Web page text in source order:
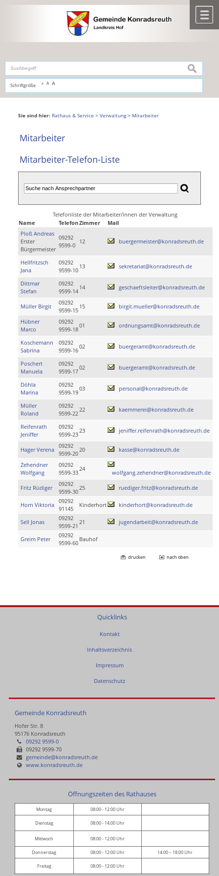
,zur Navigationoderzur Startseitespringen.
Schriftgröße A A A
suchen
Sie sind hier: Rathaus & Service > Verwaltung> Mitarbeiter
Mitarbeiter
Mitarbeiter-Telefon-Liste
Telefonliste der Mitarbeiter/innen der Verwaltung
Name
TelefonZimmer
Mail
Ploß Andreas
Erster
Bürgermeister
09292
9599-0
12 buergermeister@konradsreuth.de
Hellfritzsch
Jana
09292
9599-10
13 sekretariat@konradsreuth.de
Dittmar
Stefan
09292
9599-14
14 geschaeftsleiter@konradsreuth.de
Müller Birgit
09292
9599-15
15 birgit.mueller@konradsreuth.de
Hübner
Marco
09292
9599-18
01 ordnungsamt@konradsreuth.de
Koschemann
Sabrina
09292
9599-16
02 buergeramt@konradsreuth.de
Poschert
Manuela
09292
9599-17
02 buergeramt@konradsreuth.de
Döhla
Marina
09292
9599-19
03 personal@konradsreuth.de
Müller
Roland
09292
9599-22
22 kaemmerei@konradsreuth.de
Reifenrath
Jeniffer
09292
9599-23
23 jeniffer.reifenrath@konradsreuth.de
Hager Verena
09292
9599-20
20 kasse@konradsreuth.de
Zehendner
Wolfgang
09292
9599-33
24
wolfgang.zehendner@konradsreuth.de
Fritz Rüdiger
09292
9599-30
25 ruediger.fritz@konradsreuth.de
Horn Viktoria
09292
91145
Kinderhort kinderhort@konradsreuth.de
Sell Jonas
09292
9599-21
21 jugendarbeit@konradsreuth.de
Greim Peter
09292
9599-60
Bauhof
drucken nach oben
Quicklinks
Kontakt
Inhaltsverzeichnis
Impressum
Datenschutz
Gemeinde Konradsreuth
Hofer Str. 8
95176 Konradsreuth
09292 9599-0
09292 9599-70
gemeinde@konradsreuth.de
www.konradsreuth.de
Öffnungszeiten des Rathauses
Montag 08:00 - 12:00 Uhr
Dienstag 08:00 - 14:00 Uhr
Mittwoch 08:00 - 12:00 Uhr
Donnerstag 08:00 - 12:00 Uhr 14:00 – 18:00 Uhr
Freitag 08:00 - 12:00 Uhr